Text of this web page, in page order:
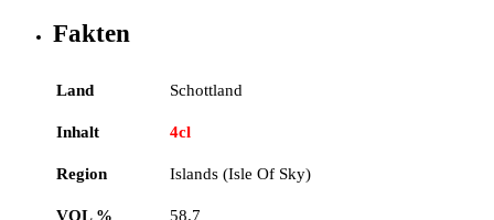
Fakten
Land Schottland
Inhalt 4cl
Region Islands (Isle Of Sky)
VOL % 58.7